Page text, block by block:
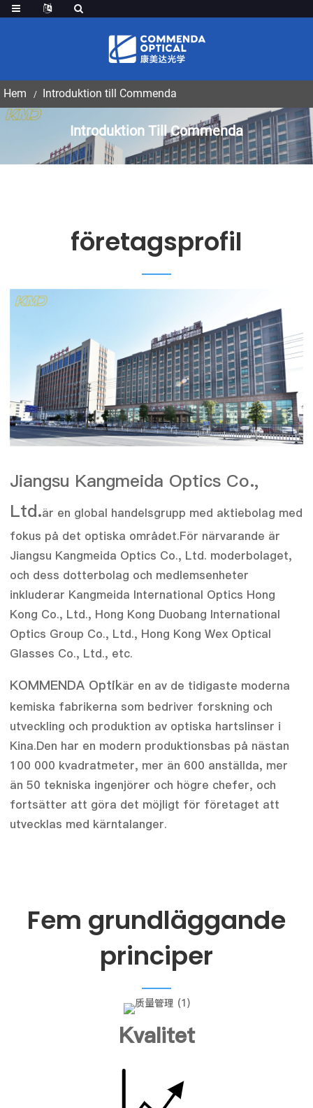
Hem Introduktion till Commenda
Introduktion Till Commenda
företagsprofil
Jiangsu Kangmeida Optics Co.,
Ltd.är en global handelsgrupp med aktiebolag med
fokus på det optiska området.För närvarande är
Jiangsu Kangmeida Optics Co., Ltd. moderbolaget,
och dess dotterbolag och medlemsenheter
inkluderar Kangmeida International Optics Hong
Kong Co., Ltd., Hong Kong Duobang International
Optics Group Co., Ltd., Hong Kong Wex Optical
Glasses Co., Ltd., etc.
KOMMENDA Optikär en av de tidigaste moderna
kemiska fabrikerna som bedriver forskning och
utveckling och produktion av optiska hartslinser i
Kina.Den har en modern produktionsbas på nästan
100 000 kvadratmeter, mer än 600 anställda, mer
än 50 tekniska ingenjörer och högre chefer, och
fortsätter att göra det möjligt för företaget att
utvecklas med kärntalanger.
Fem grundläggande
principer
Kvalitet